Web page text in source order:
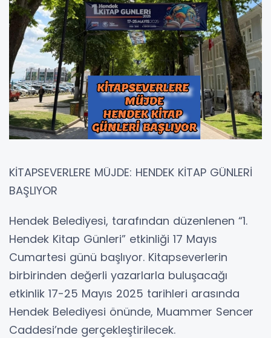
KİTAPSEVERLERE MÜJDE: HENDEK KİTAP GÜNLERİ
BAŞLIYOR
Hendek Belediyesi, tarafından düzenlenen “1.
Hendek Kitap Günleri” etkinliği 17 Mayıs
Cumartesi günü başlıyor. Kitapseverlerin
birbirinden değerli yazarlarla buluşacağı
etkinlik 17-25 Mayıs 2025 tarihleri arasında
Hendek Belediyesi önünde, Muammer Sencer
Caddesi’nde gerçekleştirilecek.